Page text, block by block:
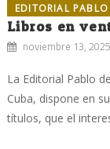
EDITORIAL PABLO
Libros en
noviembre 13, 2025
La Editorial Pablo
Cuba, dispone en
títulos, que el